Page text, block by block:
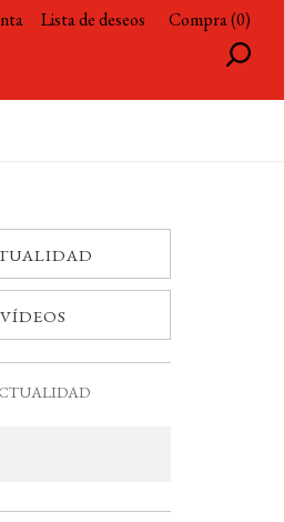
Lista de deseos Compra (0)
VÍDEOS